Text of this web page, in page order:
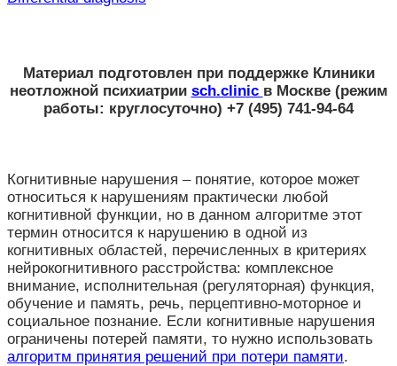
Материал подготовлен при поддержке Клиники
неотложной психиатрии sch.clinic в Москве(режим
работы: круглосуточно) +7 (495) 741-94-64
Когнитивные нарушения – понятие, которое может
относиться к нарушениям практически любой
когнитивной функции, но в данном алгоритме этот
термин относится к нарушению в одной из
когнитивных областей, перечисленных в критериях
нейрокогнитивного расстройства: комплексное
внимание, исполнительная (регуляторная) функция,
обучение и память, речь, перцептивно-моторное и
социальное познание. Если когнитивные нарушения
ограничены потерей памяти, то нужно использовать
алгоритм принятия решений при потери памяти.